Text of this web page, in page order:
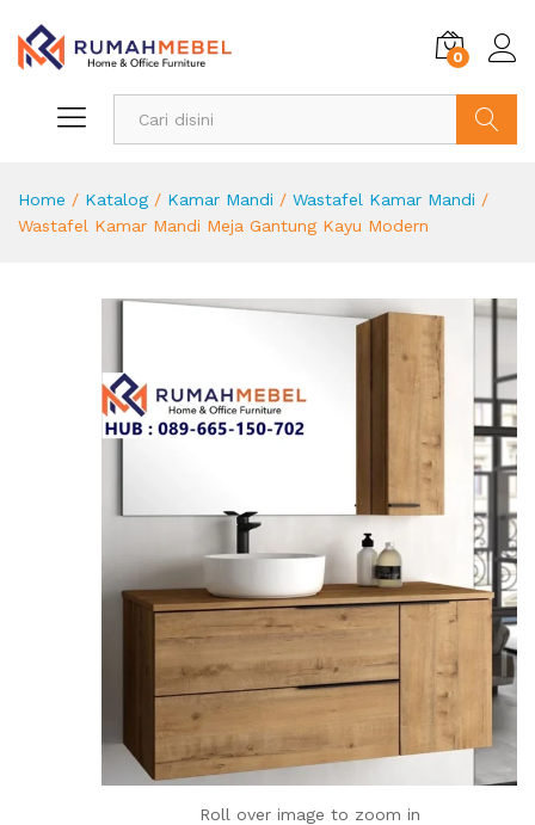
0
Home / Katalog / Kamar Mandi / Wastafel Kamar Mandi /
Wastafel Kamar Mandi Meja Gantung Kayu Modern
Roll over image to zoom in